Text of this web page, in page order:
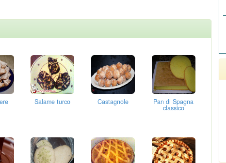
Salame turco Castagnole Pan di Spagna
classico